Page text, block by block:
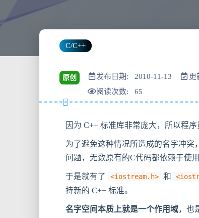
C/C++
原创 发布日期: 2010-11-13 更
阅读次数:65
因为 C++ 标准库非常庞大，所以程
为了避免这种情况所造成的名字冲突
问题，无数原有的C代码都依赖于使
于是就有了 <iostream.h> 和
持新的 C++ 标准。
名字空间本质上就是一个作用域，也